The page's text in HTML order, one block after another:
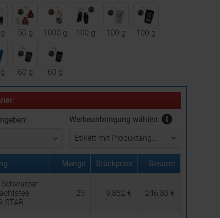
50 g 1000 g 100 g 100 g 100 g
60 g 60 g
Werbeanbringung wählen:
Menge Stückpreis Gesamt
STAR
25 9,852 € 246,30 €